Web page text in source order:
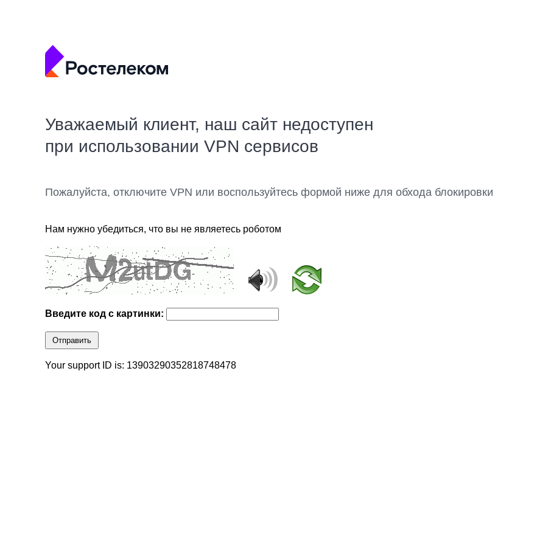
Уважаемый клиент, наш сайт недоступен
при использовании VPN сервисов
Пожалуйста, отключите VPN или воспользуйтесь формой ниже для обхода блокировки
Нам нужно убедиться, что вы не являетесь роботом
Введите код с картинки:
Отправить
Your support ID is: 13903290352818748478